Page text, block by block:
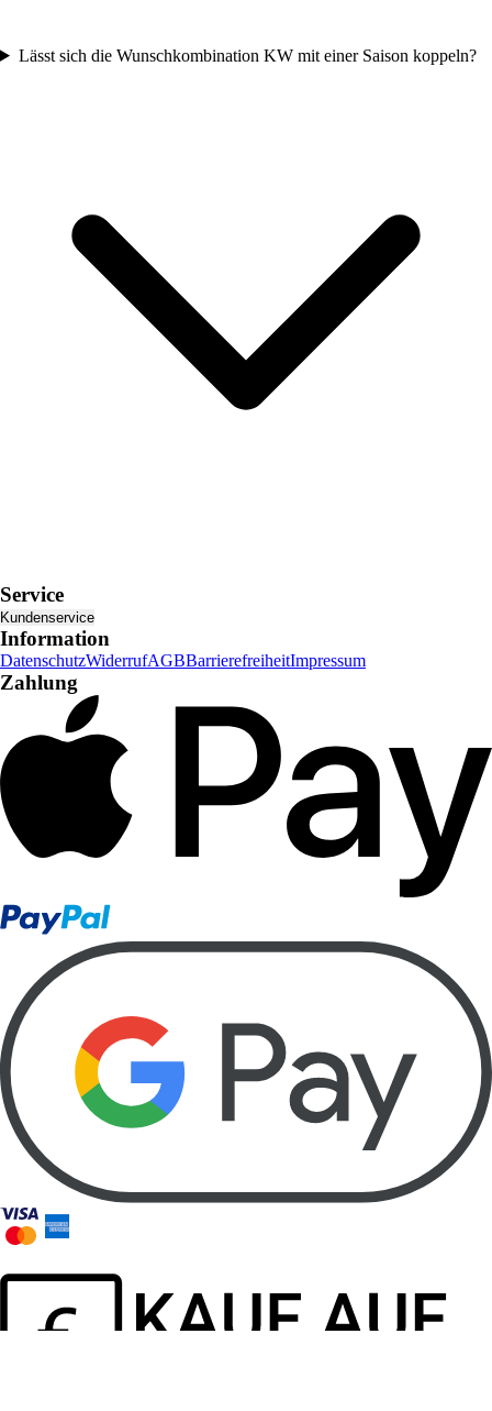
Lässt sich die Wunschkombination KW mit einer Saison koppeln?
Service
Kundenservice
Information
DatenschutzWiderrufAGBBarrierefreiheitImpressum
Zahlung